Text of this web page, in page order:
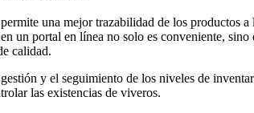
una mejor trazabilidad de los productos
un portal en línea no solo es conveniente,
calidad.
y el seguimiento de los niveles de
las existencias de viveros.